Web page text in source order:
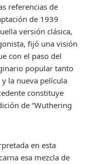
referencias de
de 1939
versión clásica,
fijó una visión
con el paso del
popular tanto
la nueva película
constituye
de “Wuthering
en esta
esa mezcla de